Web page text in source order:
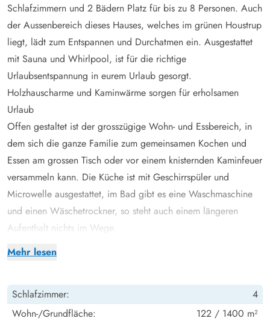
Mehr lesen
Schlafzimmern und 2 Bädern Platz für bis zu 8 Personen. Auch
der Aussenbereich dieses Hauses, welches im grünen Houstrup
liegt, lädt zum Entspannen und Durchatmen ein. Ausgestattet
mit Sauna und Whirlpool, ist für die richtige
Urlaubsentspannung in eurem Urlaub gesorgt.
Holzhauscharme und Kaminwärme sorgen für erholsamen
Urlaub
Offen gestaltet ist der grosszügige Wohn- und Essbereich, in
dem sich die ganze Familie zum gemeinsamen Kochen und
Essen am grossen Tisch oder vor einem knisternden Kaminfeuer
versammeln kann. Die Küche ist mit Geschirrspüler und
Microwelle ausgestattet, im Bad gibt es eine Waschmaschine
und einen Wäschetrockner, so steht auch einem längeren
Aufenthalt nichts im Wege.
Lesesessel und Sofas im Wohnbereich laden zum gemütlichen
Innenraum sorgt, in den grossen Garten schweifen lassen.
Nach einem langen Spaziergang oder Strandtag lässt es sich
Schlafzimmer:
4
Wohn-/Grundfläche:
122 / 1400 m²